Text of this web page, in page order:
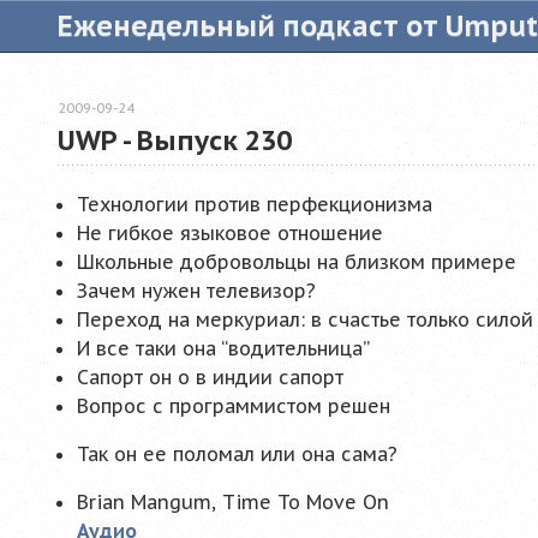
Еженедельный подкаст от
UWP - Выпуск 230
2009-09-24
Технологии против перфекционизма
Не гибкое языковое отношение
Школьные добровольцы на близком примере
Зачем нужен телевизор?
Переход на меркуриал: в счастье только силой
И все таки она “водительница”
Сапорт он о в индии сапорт
Вопрос с программистом решен
Так он ее поломал или она сама?
Brian Mangum, Time To Move On
Аудио